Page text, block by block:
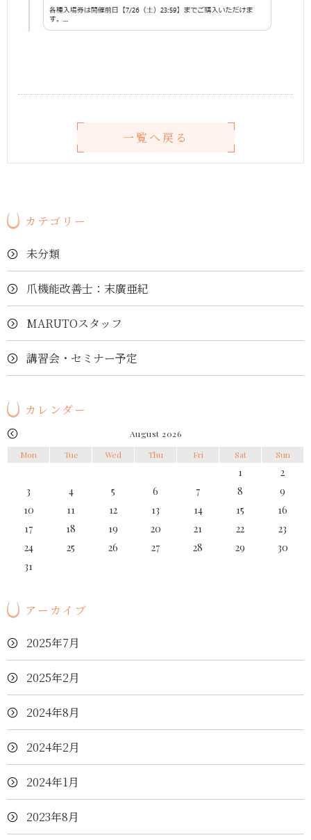
一覧へ戻る
カテゴリー
未分類
爪機能改善士：末廣亜紀
MARUTOスタッフ
講習会・セミナー予定
カレンダー
August 2026
Mon
Tue Wed Thu Fri Sat Sun
1
2
3
4 5 6 7 8
9
10
11 12 13 14 15
16
17
18 19 20 21 22
23
24
25 26 27 28 29
30
31
アーカイブ
2025年7月
2025年2月
2024年8月
2024年2月
2024年1月
2023年8月